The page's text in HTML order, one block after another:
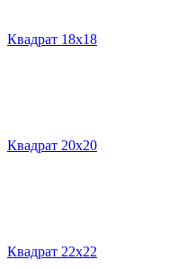
Квадрат 18х18
Квадрат 20х20
Квадрат 22х22